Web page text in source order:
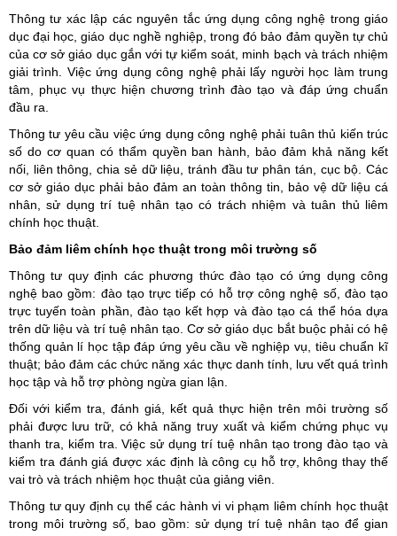
Thông tư xác lập các nguyên tắc ứng dụng công nghệ trong giáo
dục đại học, giáo dục nghề nghiệp, trong đó bảo đảm quyền tự chủ
của cơ sở giáo dục gắn với tự kiểm soát, minh bạch và trách nhiệm
giải trình. Việc ứng dụng công nghệ phải lấy người học làm trung
tâm, phục vụ thực hiện chương trình đào tạo và đáp ứng chuẩn
đầu ra.
Thông tư yêu cầu việc ứng dụng công nghệ phải tuân thủ kiến trúc
số do cơ quan có thẩm quyền ban hành, bảo đảm khả năng kết
nối, liên thông, chia sẻ dữ liệu, tránh đầu tư phân tán, cục bộ. Các
cơ sở giáo dục phải bảo đảm an toàn thông tin, bảo vệ dữ liệu cá
nhân, sử dụng trí tuệ nhân tạo có trách nhiệm và tuân thủ liêm
chính học thuật.
Bảo đảm liêm chính học thuật trong môi trường số
Thông tư quy định các phương thức đào tạo có ứng dụng công
nghệ bao gồm: đào tạo trực tiếp có hỗ trợ công nghệ số, đào tạo
trực tuyến toàn phần, đào tạo kết hợp và đào tạo cá thể hóa dựa
trên dữ liệu và trí tuệ nhân tạo. Cơ sở giáo dục bắt buộc phải có hệ
thống quản lí học tập đáp ứng yêu cầu về nghiệp vụ, tiêu chuẩn kĩ
thuật; bảo đảm các chức năng xác thực danh tính, lưu vết quá trình
học tập và hỗ trợ phòng ngừa gian lận.
Đối với kiểm tra, đánh giá, kết quả thực hiện trên môi trường số
phải được lưu trữ, có khả năng truy xuất và kiểm chứng phục vụ
thanh tra, kiểm tra. Việc sử dụng trí tuệ nhân tạo trong đào tạo và
kiểm tra đánh giá được xác định là công cụ hỗ trợ, không thay thế
vai trò và trách nhiệm học thuật của giảng viên.
Thông tư quy định cụ thể các hành vi vi phạm liêm chính học thuật
trong môi trường số, bao gồm: sử dụng trí tuệ nhân tạo để gian